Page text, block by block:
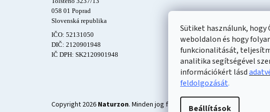
Sütiket használunk, hogy
weboldalon és hogy
funkcionalitását,
analitika segítségével
információkért lásd
feldolgozását.
Beállítások
058 01 Poprad
Slovenská republika
IČO: 52131050
DIČ: 2120901948
IČ DPH: SK2120901948
Copyright 2026 Naturzon. Minden jog fenntartva.